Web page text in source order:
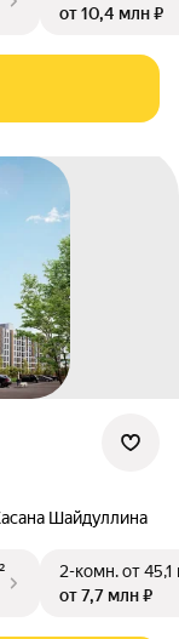
от 10,4 млн ₽
Шайдуллина
2-комн.от 45,1
от 7,7 млн ₽